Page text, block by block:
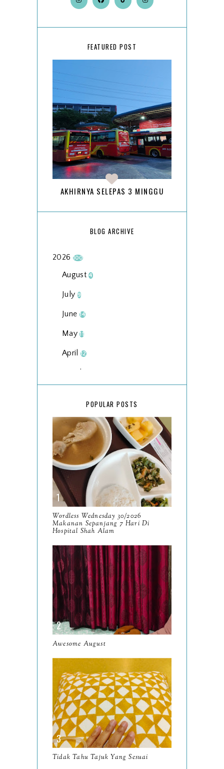
FEATURED POST
AKHIRNYA SELEPAS 3 MINGGU
BLOG ARCHIVE
2026 100
August4
July 9
June 14
May11
April 12
March
2025134
December15
November
October
September
August8
July 14
June 10
May 9
April 9
March11
February8
2024130
December19
November12
October10
POPULAR POSTS
Wordless Wednesday 30/2026
Makanan Sepanjang 7 Hari Di
Hospital Shah Alam
Awesome August
Tidak Tahu Tajuk Yang Sesuai